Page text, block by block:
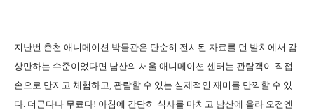
지난번 춘천 애니메이션 박물관은 단순히 전시된 자료를 먼 발치에서 감
상만하는 수준이었다면 남산의 서울 애니메이션 센터는 관람객이 직접
손으로 만지고 체험하고, 관람할 수 있는 실제적인 재미를 만끽할 수 있
다. 더군다나 무료다! 아침에 간단히 식사를 마치고 남산에 올라 오전엔